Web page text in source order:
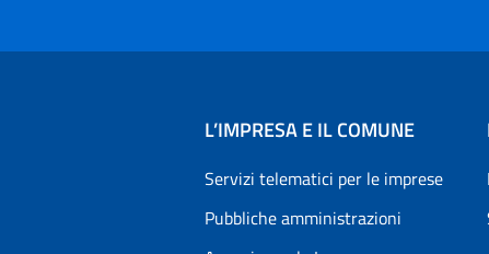
L’IMPRESA E IL COMUNE
Servizi telematici per le imprese
Pubbliche amministrazioni